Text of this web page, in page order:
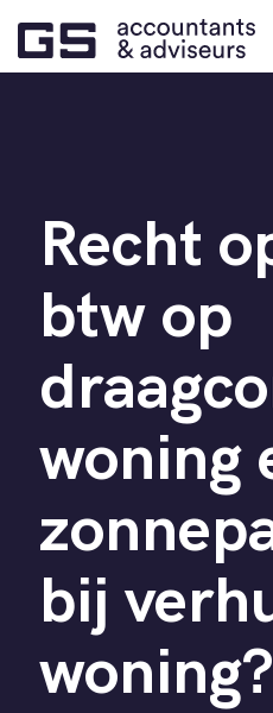
Recht
btw op
woning
bij
woning?